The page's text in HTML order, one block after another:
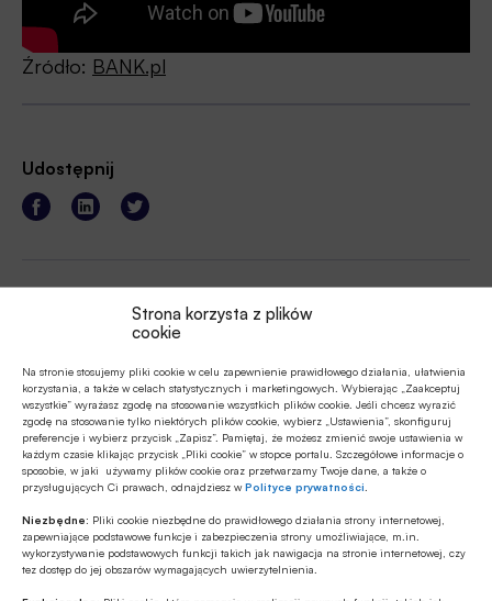
Strona korzysta z plików
cookie
Na stronie stosujemy pliki cookie w celu zapewnienie prawidłowego działania, ułatwienia
korzystania, a także w celach statystycznych i marketingowych. Wybierając „Zaakceptuj
wszystkie” wyrażasz zgodę na stosowanie wszystkich plików cookie. Jeśli chcesz wyrazić
zgodę na stosowanie tylko niektórych plików cookie, wybierz „Ustawienia”, skonfiguruj
preferencje i wybierz przycisk „Zapisz”. Pamiętaj, że możesz zmienić swoje ustawienia w
każdym czasie klikając przycisk „Pliki cookie” w stopce portalu. Szczegółowe informacje o
sposobie, w jaki używamy plików cookie oraz przetwarzamy Twoje dane, a także o
przysługujących Ci prawach, odnajdziesz wPolityce prywatności
Niezbędne: Pliki cookie niezbędne do prawidłowego działania strony internetowej,
zapewniające podstawowe funkcje i zabezpieczenia strony umożliwiające, m.in.
wykorzystywanie podstawowych funkcji takich jak nawigacja na stronie internetowej, czy
tez dostęp do jej obszarów wymagających uwierzytelnienia.
Źródło: BANK.pl
Udostępnij
Europejski Kongres Finansowy / EKF
Fundusze emerytalne
Giełda Papierów Wartościowych / GPW
Michał Kobza Osobiste Konto Inwestycyjne / OKI
Private equity Rynek kapitałowy